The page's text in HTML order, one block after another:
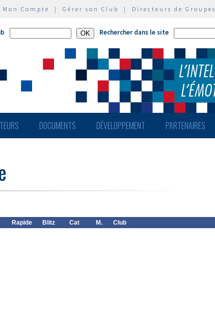
Mon Compte | Gérer son Club | Directeurs de Groupes
Rechercher dans le site
DOCUMENTS DÉVELOPPEMENT PARTENAIRES
Rapide Blitz Cat M. Club